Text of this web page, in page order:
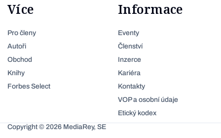
Více
Pro členy
Autoři
Obchod
Knihy
Forbes Select
Informace
Eventy
Členství
Inzerce
Kariéra
Kontakty
VOP a osobní údaje
Etický kodex
Copyright © 2026 MediaRey, SE